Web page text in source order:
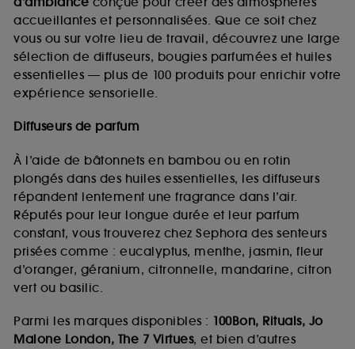
accueillantes et personnalisées. Que ce soit chez
vous ou sur votre lieu de travail, découvrez une large
sélection de diffuseurs, bougies parfumées et huiles
essentielles — plus de 100 produits pour enrichir votre
expérience sensorielle.
Diffuseurs de parfum
À l’aide de bâtonnets en bambou ou en rotin
plongés dans des huiles essentielles, les diffuseurs
répandent lentement une fragrance dans l’air.
Réputés pour leur longue durée et leur parfum
constant, vous trouverez chez Sephora des senteurs
prisées comme : eucalyptus, menthe, jasmin, fleur
d’oranger, géranium, citronnelle, mandarine, citron
vert ou basilic.
Parmi les marques disponibles : 100Bon, Rituals, Jo
Malone London, The 7 Virtues, et bien d’autres